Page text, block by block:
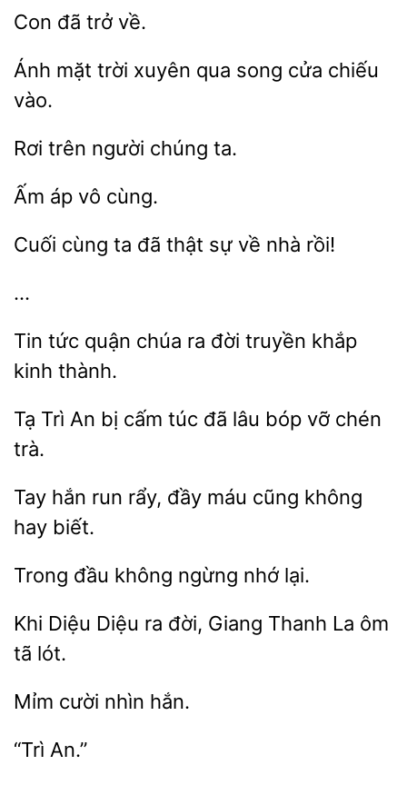
về.
Ánh mặt trời xuyên song chiếu
trên người
Ấm
Cuối cùng ta đã sự rồi!
…
Tin quận
ra đời truyền khắp
thành.
Tạ Trì bị cấm đã
bóp vỡ chén
trà.
Tay hắn rẩy, đầy máu cũng không
đầu không ngừng
Khi Diệu
đời, Giang Thanh La
tã lót.
nhìn